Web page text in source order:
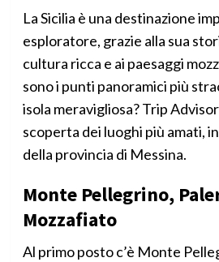
La Sicilia è una destinazione
esploratore, grazie alla sua
cultura ricca e ai paesaggi
sono i punti panoramici più
isola meravigliosa? Trip
scoperta dei luoghi più amati,
della provincia di Messina.
Monte Pellegrino,
Mozzafiato
Al primo posto c’è Monte